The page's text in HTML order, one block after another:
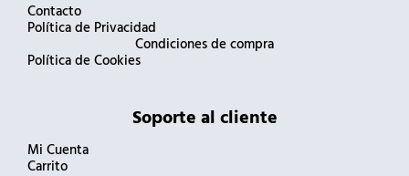
Contacto
Política de Privacidad
Condiciones de compra
Política de Cookies
Soporte al cliente
Mi Cuenta
Carrito